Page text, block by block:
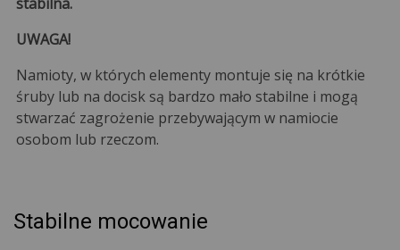
UWAGA!
Namioty, w których elementy montuje się na krótkie
śruby lub na docisk są bardzo mało stabilne i mogą
stwarzać zagrożenie przebywającym w namiocie
osobom lub rzeczom.
Stabilne mocowanie